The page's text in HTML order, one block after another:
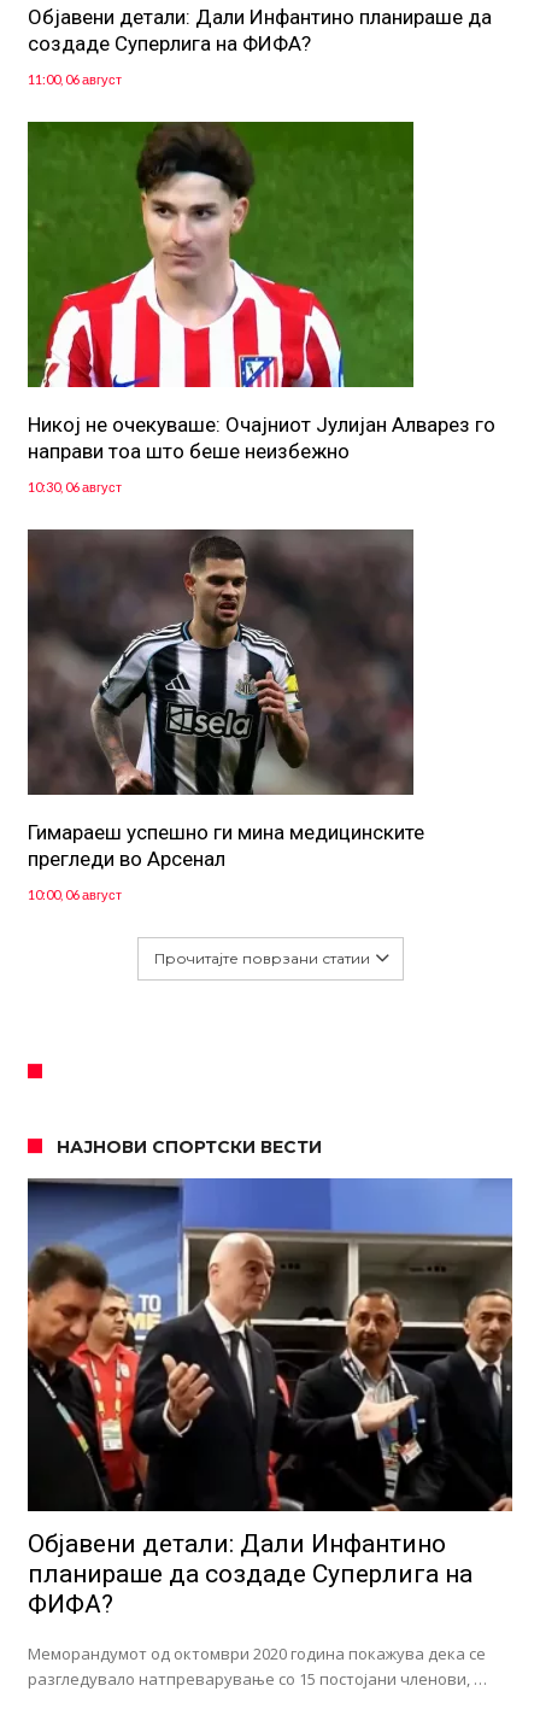
Објавени детали: Дали Инфантино планираше да
создаде Суперлига на ФИФА?
11:00, 06 август
Никој не очекуваше: Очајниот Јулијан Алварез го
направи тоа што беше неизбежно
10:30, 06 август
Гимараеш успешно ги мина медицинските
прегледи во Арсенал
10:00, 06 август
Прочитајте поврзани статии
НАЈНОВИ СПОРТСКИ ВЕСТИ
Објавени детали: Дали Инфантино
планираше да создаде Суперлига на
ФИФА?
Меморандумот од октомври 2020 година покажува дека се
разгледувало натпреварување со 15 постојани членови, …